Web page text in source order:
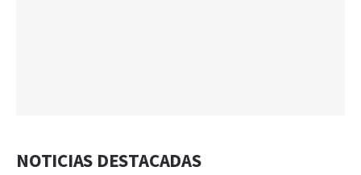
NOTICIAS DESTACADAS